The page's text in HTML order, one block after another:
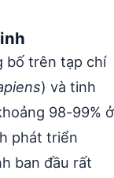
bố trên tạp chí
) và tinh
98-99% ở
phát triển
ban đầu rất